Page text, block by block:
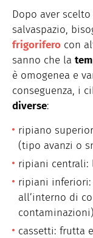
Dopo aver
salvaspazio,
frigorifero con
sanno che la
è omogenea e
conseguenza, i
diverse:
ripiano
(tipo avanzi o
ripiani centrali:
ripiani inferiori:
all’interno di
cassetti: frutta